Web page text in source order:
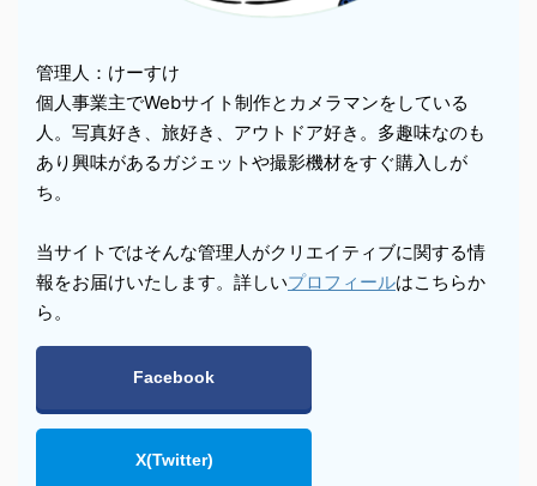
管理人：けーすけ
個人事業主でWebサイト制作とカメラマンをしている
人。写真好き、旅好き、アウトドア好き。多趣味なのも
あり興味があるガジェットや撮影機材をすぐ購入しが
ち。
当サイトではそんな管理人がクリエイティブに関する情
報をお届けいたします。詳しいプロフィールはこちらか
ら。
Facebook
X(Twitter)